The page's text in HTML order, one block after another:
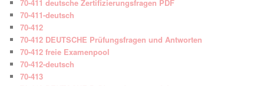
70-411 deutsche Zertifizierungsfragen PDF
70-411-deutsch
70-412
70-412 DEUTSCHE Prüfungsfragen und Antworten
70-412 freie Examenpool
70-412-deutsch
70-413